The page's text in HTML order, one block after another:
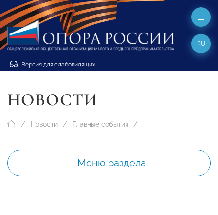
Версия для слабовидящих
RU
НОВОСТИ
Новости Главные события
Меню раздела